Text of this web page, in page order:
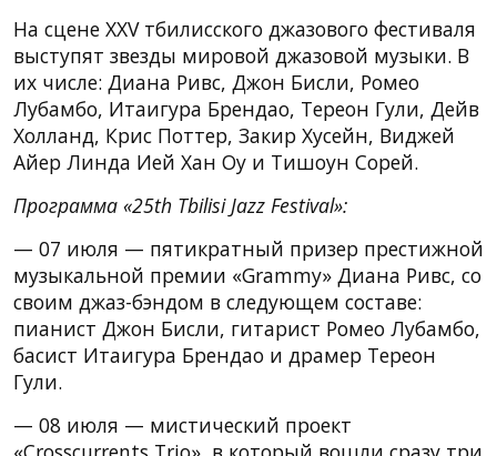
На сцене XXV тбилисского джазового фестиваля
выступят звезды мировой джазовой музыки. В
их числе: Диана Ривс, Джон Бисли, Ромео
Лубамбо, Итаигура Брендао, Тереон Гули, Дейв
Холланд, Крис Поттер, Закир Хусейн, Виджей
Айер Линда Ией Хан Оу и Тишоун Сорей.
Программа «25th Tbilisi Jazz Festival»:
— 07 июля — пятикратный призер престижной
музыкальной премии «Grammy» Диана Ривс, со
своим джаз-бэндом в следующем составе:
пианист Джон Бисли, гитарист Ромео Лубамбо,
басист Итаигура Брендао и драмер Тереон
Гули.
— 08 июля — мистический проект